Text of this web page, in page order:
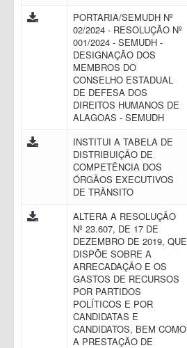
PORTARIA/SEMUDH Nº
02/2024 - RESOLUÇÃO Nº
001/2024 - SEMUDH -
DESIGNAÇÃO DOS
MEMBROS DO
CONSELHO ESTADUAL
DE DEFESA DOS
DIREITOS HUMANOS DE
ALAGOAS - SEMUDH
INSTITUI A TABELA DE
DISTRIBUIÇÃO DE
COMPETÊNCIA DOS
ÓRGÃOS EXECUTIVOS
DE TRÂNSITO
ALTERA A RESOLUÇÃO
Nº 23.607, DE 17 DE
DEZEMBRO DE 2019, QUE
DISPÕE SOBRE A
ARRECADAÇÃO E OS
GASTOS DE RECURSOS
POR PARTIDOS
POLÍTICOS E POR
CANDIDATAS E
CANDIDATOS, BEM COMO
A PRESTAÇÃO DE